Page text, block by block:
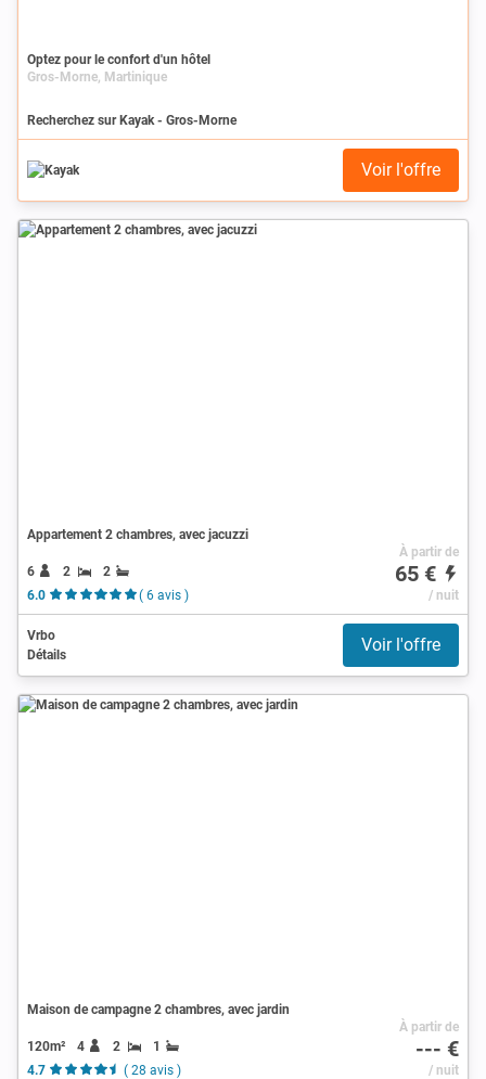
Optez pour le confort d'un hôtel
Gros-Morne, Martinique
Recherchez sur Kayak - Gros-Morne
Voir l'offre
Appartement 2 chambres, avec jacuzzi
6 2
2
6.0
( 6 avis )
À partir de
65 €
/ nuit
Vrbo
Détails
Voir l'offre
Maison de campagne 2 chambres, avec jardin
120m² 4 2
1
4.7
( 28 avis )
À partir de
--- €
/ nuit